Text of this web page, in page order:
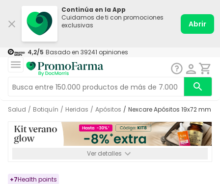
Continúa en la App
Cuidamos de ti con promociones
exclusivas
Abrir
4,2/5 Basado en 39241 opiniones
Salud / Botiquín / Heridas / Apósitos / Nexcare Apósitos 19x72 mm
Ver detalles
+7Health points